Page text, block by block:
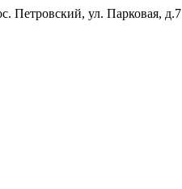
Петровский, ул. Парковая, д.7